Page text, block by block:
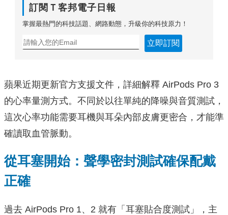
訂閱Ｔ客邦電子日報
掌握最熱門的科技話題、網路動態，升級你的科技原力！
立即訂閱
蘋果近期更新官方支援文件，詳細解釋 AirPods Pro 3
的心率量測方式。不同於以往單純的降噪與音質測試，
這次心率功能需要耳機與耳朵內部皮膚更密合，才能準
確讀取血管脈動。
從耳塞開始：聲學密封測試確保配戴
正確
過去 AirPods Pro 1、2 就有「耳塞貼合度測試」，主